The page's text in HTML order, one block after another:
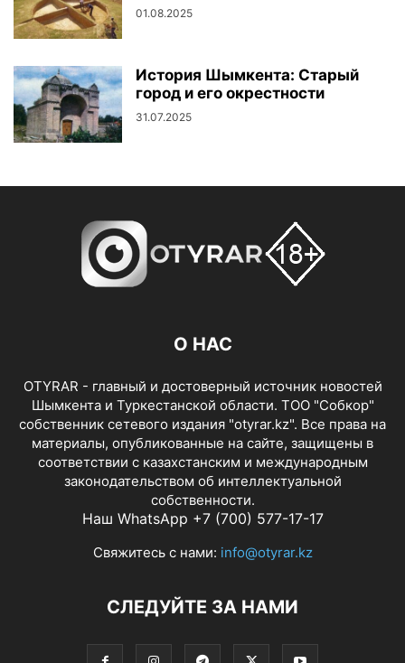
01.08.2025
История Шымкента: Старый
город и его окрестности
31.07.2025
О НАС
OTYRAR - главный и достоверный источник новостей
Шымкента и Туркестанской области. ТОО "Собкор"
собственник сетевого издания "otyrar.kz". Все права на
материалы, опубликованные на сайте, защищены в
соответствии с казахстанским и международным
законодательством об интеллектуальной
собственности.
Наш WhatsApp +7 (700) 577-17-17
Свяжитесь с нами: info@otyrar.kz
СЛЕДУЙТЕ ЗА НАМИ